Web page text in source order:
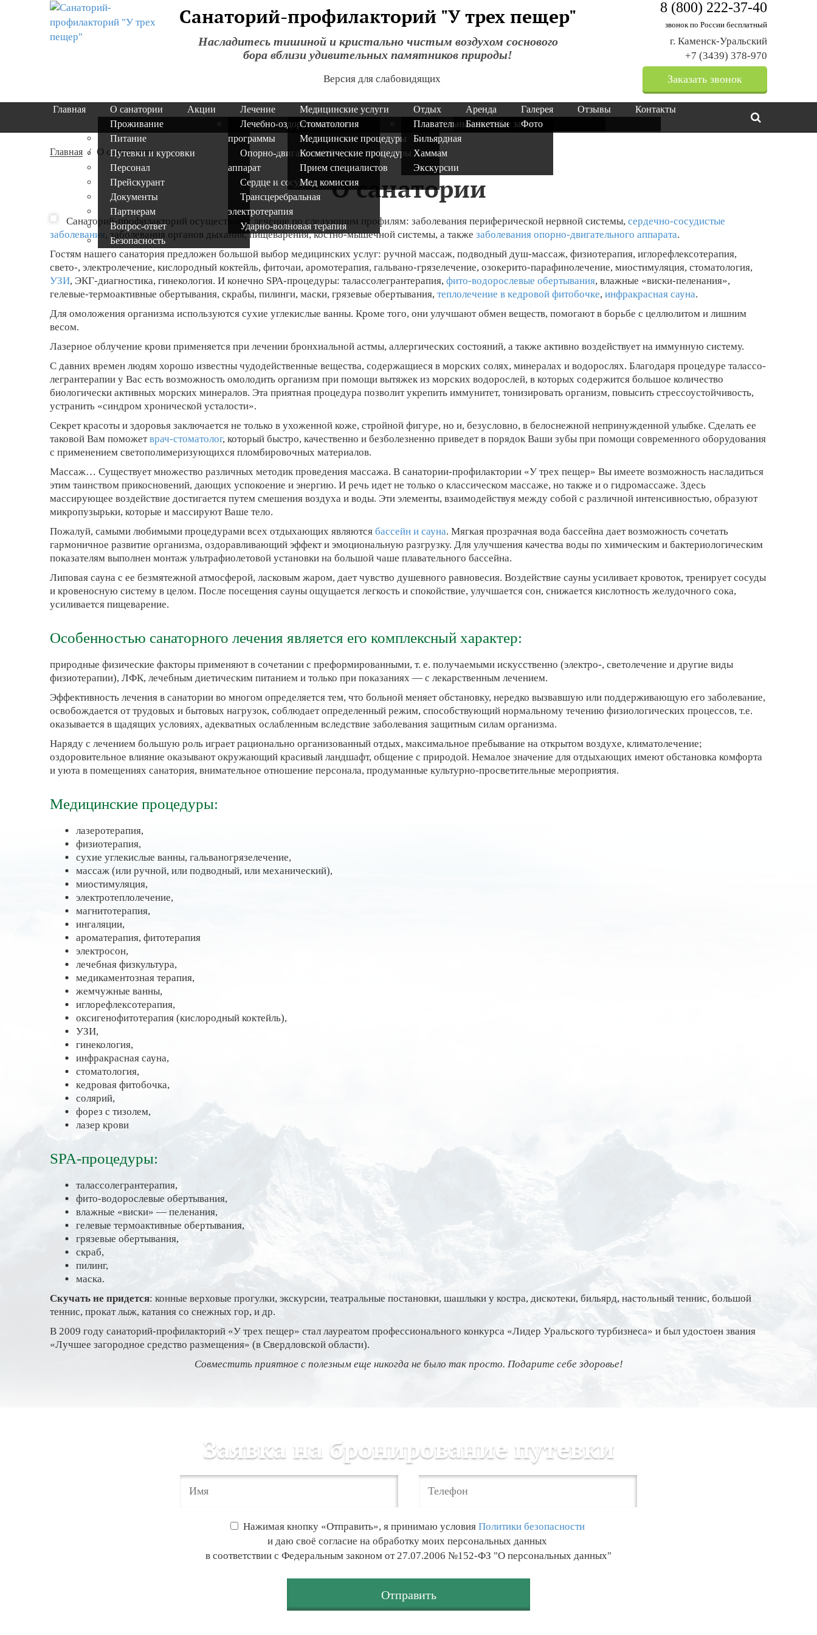
Санаторий-профилакторий "У трех пещер"
Насладитесь тишиной и кристально чистым воздухом соснового
бора вблизи удивительных памятников природы!
Версия для слабовидящих
8 (800) 222-37-40
звонок по России бесплатный
г. Каменск-Уральский
+7 (3439) 378-970
Заказать звонок
Главная
О санатории
Проживание
Питание
Путевки и курсовки
Персонал
Прейскурант
Документы
Партнерам
Вопрос-ответ
Безопасность
Акции
Лечение
Лечебно-оздоровительные
программы
Опорно-двигательный
аппарат
Сердце и сосуды
Трансцеребральная
электротерапия
Ударно-волновая терапия
Медицинские услуги
Стоматология
Медицинские процедуры
Косметические процедуры
Прием специалистов
Мед комиссия
Отдых
Плавательный бассейн
Бильярдная
Хаммам
Экскурсии
Аренда
Банкетные залы
Галерея
Фото
Отзывы Контакты
Главная / О санатории
О санатории
Санаторий-профилакторий осуществляет лечение по следующим профилям: заболевания периферической нервной системы, сердечно-сосудистые
заболевания, заболевания органов дыхания, пищеварения, костно-мышечной системы, а также заболевания опорно-двигательного аппарата.
Гостям нашего санатория предложен большой выбор медицинских услуг: ручной массаж, подводный душ-массаж, физиотерапия, иглорефлексотерапия,
свето-, электролечение, кислородный коктейль, фиточаи, аромотерапия, гальвано-грязелечение, озокерито-парафинолечение, миостимуляция, стоматология,
УЗИ, ЭКГ-диагностика, гинекология. И конечно SPA-процедуры: талассолегрантерапия, фито-водорослевые обертывания, влажные «виски-пеленания»,
гелевые-термоактивные обертывания, скрабы, пилинги, маски, грязевые обертывания, теплолечение в кедровой фитобочке, инфракрасная сауна.
Для омоложения организма используются сухие углекислые ванны. Кроме того, они улучшают обмен веществ, помогают в борьбе с целлюлитом и лишним
весом.
Лазерное облучение крови применяется при лечении бронхиальной астмы, аллергических состояний, а также активно воздействует на иммунную систему.
С давних времен людям хорошо известны чудодейственные вещества, содержащиеся в морских солях, минералах и водорослях. Благодаря процедуре талассо-
легрантерапии у Вас есть возможность омолодить организм при помощи вытяжек из морских водорослей, в которых содержится большое количество
биологически активных морских минералов. Эта приятная процедура позволит укрепить иммунитет, тонизировать организм, повысить стрессоустойчивость,
устранить «синдром хронической усталости».
Секрет красоты и здоровья заключается не только в ухоженной коже, стройной фигуре, но и, безусловно, в белоснежной непринужденной улыбке. Сделать ее
таковой Вам поможетврач-стоматолог, который быстро, качественно и безболезненно приведет в порядок Ваши зубы при помощи современного оборудования
с применением светополимеризующихся пломбировочных материалов.
Массаж… Существует множество различных методик проведения массажа. В санатории-профилактории «У трех пещер» Вы имеете возможность насладиться
этим таинством прикосновений, дающих успокоение и энергию. И речь идет не только о классическом массаже, но также и о гидромассаже. Здесь
массирующее воздействие достигается путем смешения воздуха и воды. Эти элементы, взаимодействуя между собой с различной интенсивностью, образуют
микропузырьки, которые и массируют Ваше тело.
Пожалуй, самыми любимыми процедурами всех отдыхающих являются бассейн и сауна. Мягкая прозрачная вода бассейна дает возможность сочетать
гармоничное развитие организма, оздоравливающий эффект и эмоциональную разгрузку. Для улучшения качества воды по химическим и бактериологическим
показателям выполнен монтаж ультрафиолетовой установки на большой чаше плавательного бассейна.
Липовая сауна с ее безмятежной атмосферой, ласковым жаром, дает чувство душевного равновесия. Воздействие сауны усиливает кровоток, тренирует сосуды
и кровеносную систему в целом. После посещения сауны ощущается легкость и спокойствие, улучшается сон, снижается кислотность желудочного сока,
усиливается пищеварение.
Особенностью санаторного лечения является его комплексный характер:
природные физические факторы применяют в сочетании с преформированными, т. е. получаемыми искусственно (электро-, светолечение и другие виды
физиотерапии), ЛФК, лечебным диетическим питанием и только при показаниях — с лекарственным лечением.
Эффективность лечения в санатории во многом определяется тем, что больной меняет обстановку, нередко вызвавшую или поддерживающую его заболевание,
освобождается от трудовых и бытовых нагрузок, соблюдает определенный режим, способствующий нормальному течению физиологических процессов, т.е.
оказывается в щадящих условиях, адекватных ослабленным вследствие заболевания защитным силам организма.
Наряду с лечением большую роль играет рационально организованный отдых, максимальное пребывание на открытом воздухе, климатолечение;
оздоровительное влияние оказывают окружающий красивый ландшафт, общение с природой. Немалое значение для отдыхающих имеют обстановка комфорта
и уюта в помещениях санатория, внимательное отношение персонала, продуманные культурно-просветительные мероприятия.
Медицинские процедуры:
лазеротерапия,
физиотерапия,
сухие углекислые ванны, гальваногрязелечение,
массаж (или ручной, или подводный, или механический),
миостимуляция,
электротеплолечение,
магнитотерапия,
ингаляции,
ароматерапия, фитотерапия
электросон,
лечебная физкультура,
медикаментозная терапия,
жемчужные ванны,
иглорефлексотерапия,
оксигенофитотерапия (кислородный коктейль),
УЗИ,
гинекология,
инфракрасная сауна,
стоматология,
кедровая фитобочка,
солярий,
форез с тизолем,
лазер крови
SPA-процедуры:
талассолегрантерапия,
фито-водорослевые обертывания,
влажные «виски» — пеленания,
гелевые термоактивные обертывания,
грязевые обертывания,
скраб,
пилинг,
маска.
Скучать не придется: конные верховые прогулки, экскурсии, театральные постановки, шашлыки у костра, дискотеки, бильярд, настольный теннис, большой
теннис, прокат лыж, катания со снежных гор, и др.
В 2009 году санаторий-профилакторий «У трех пещер» стал лауреатом профессионального конкурса «Лидер Уральского турбизнеса» и был удостоен звания
«Лучшее загородное средство размещения» (в Свердловской области).
Совместить приятное с полезным еще никогда не было так просто. Подарите себе здоровье!
Заявка на бронирование путевки
Нажимая кнопку «Отправить», я принимаю условия Политики безопасности
и даю своё согласие на обработку моих персональных данных
в соответствии с Федеральным законом от 27.07.2006 №152-ФЗ "О персональных данных"